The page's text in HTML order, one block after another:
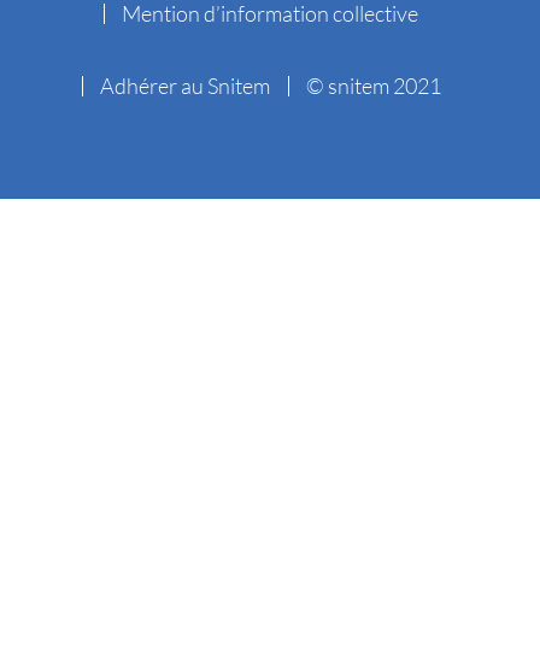
Mention d’information collective
Adhérer au Snitem © snitem 2021